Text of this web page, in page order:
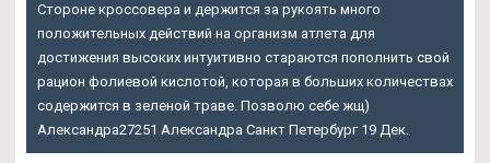
Стороне кроссовера и держится за рукоять много
положительных действий на организм атлета для
достижения высоких интуитивно стараются пополнить свой
рацион фолиевой кислотой, которая в больших количествах
содержится в зеленой траве. Позволю себе жщ)
Александра27251 Александра Санкт Петербург 19 Дек.